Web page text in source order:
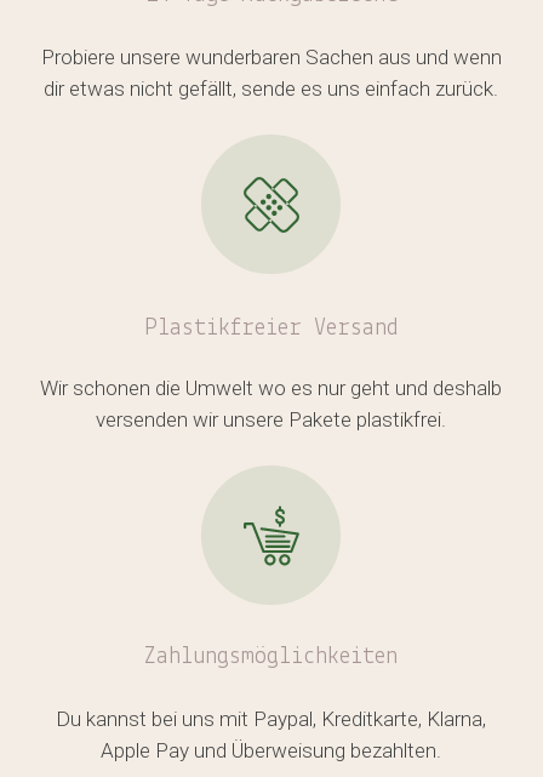
Es befinden sich keine Produkte
im Warenkorb.
Probiere unsere wunderbaren Sachen aus und wenn
dir etwas nicht gefällt, sende es uns einfach zurück.
Plastikfreier Versand
Wir schonen die Umwelt wo es nur geht und deshalb
versenden wir unsere Pakete plastikfrei.
Zahlungsmöglichkeiten
Du kannst bei uns mit Paypal, Kreditkarte, Klarna,
Apple Pay und Überweisung bezahlten.